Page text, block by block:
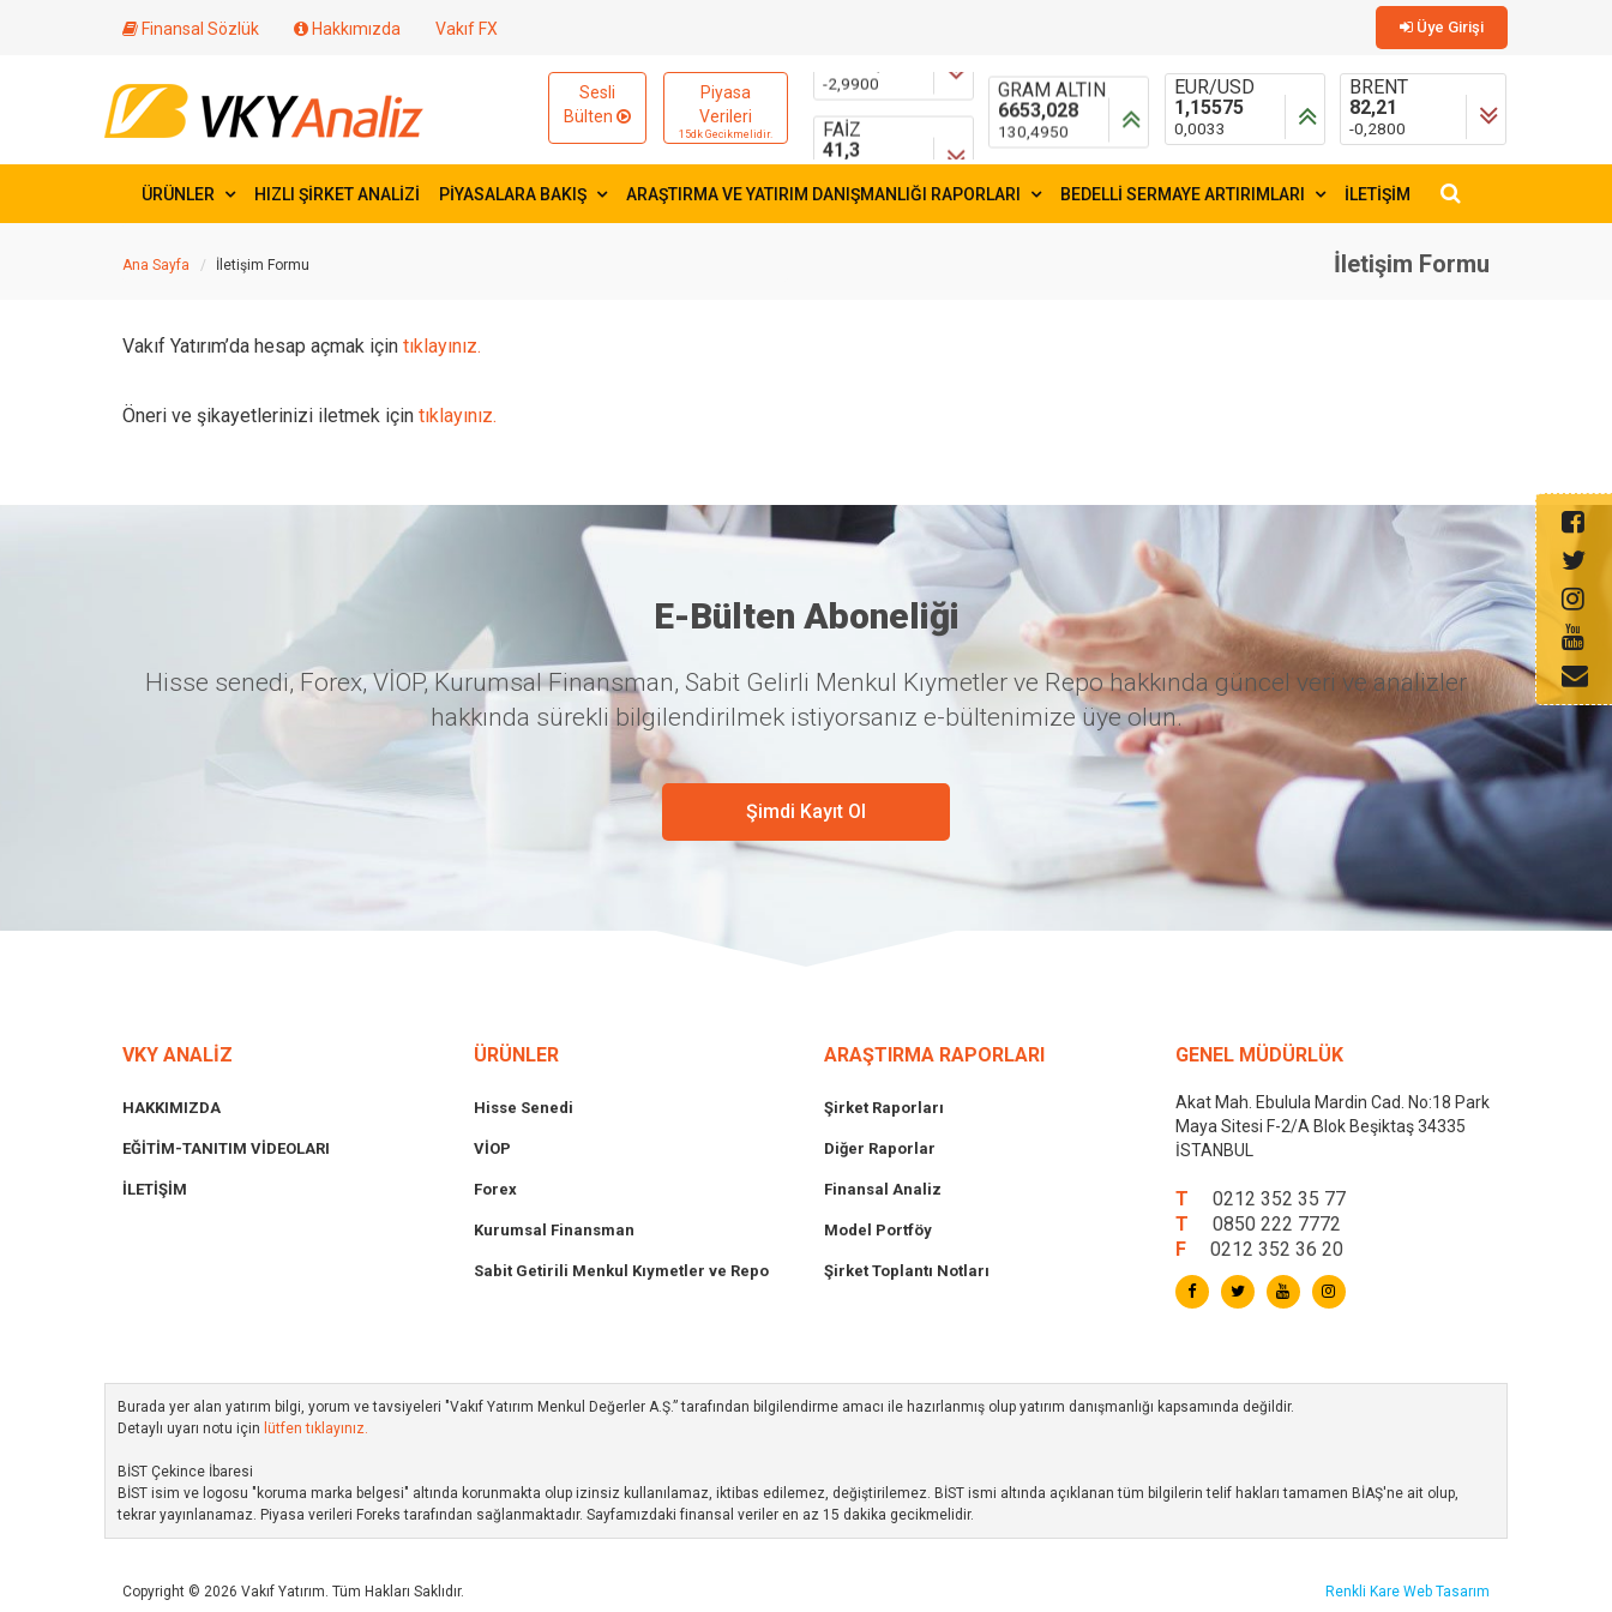
Finansal Sözlük Hakkımızda Vakıf FX Üye Girişi
Sesli
Bülten
Piyasa
Verileri
15dk Gecikmelidir.
FAİZ
-0,2300
GRAM ALTIN
6653,028
130,4950
EUR/USD
1,15575
0,0033
BRENT
82,21
-0,2800
ÜRÜNLER HIZLI ŞİRKET ANALİZİ PİYASALARA BAKIŞ ARAŞTIRMA VE YATIRIM DANIŞMANLIĞI RAPORLARI BEDELLİ SERMAYE ARTIRIMLARI İLETİŞİM
×
Ana Sayfa İletişim Formu İletişim Formu
Vakıf Yatırım’da hesap açmak için tıklayınız.
Öneri ve şikayetlerinizi iletmek için tıklayınız.
E-Bülten Aboneliği
Hisse senedi, Forex, VİOP, Kurumsal Finansman, Sabit Gelirli Menkul Kıymetler ve Repo hakkında güncel veri ve analizler
hakkında sürekli bilgilendirilmek istiyorsanız e-bültenimize üye olun.
Şimdi Kayıt Ol
VKY ANALİZ
HAKKIMIZDA
EĞİTİM-TANITIM VİDEOLARI
İLETİŞİM
ÜRÜNLER
Hisse Senedi
VİOP
Forex
Kurumsal Finansman
Sabit Getirili Menkul Kıymetler ve Repo
ARAŞTIRMA RAPORLARI
Şirket Raporları
Diğer Raporlar
Finansal Analiz
Model Portföy
Şirket Toplantı Notları
GENEL MÜDÜRLÜK
Akat Mah. Ebulula Mardin Cad. No:18 Park
Maya Sitesi F-2/A Blok Beşiktaş 34335
İSTANBUL
T
0212 352 35 77
T
0850 222 7772
F
0212 352 36 20
Burada yer alan yatırım bilgi, yorum ve tavsiyeleri "Vakıf Yatırım Menkul Değerler A.Ş.” tarafından bilgilendirme amacı ile hazırlanmış olup yatırım danışmanlığı kapsamında değildir.
Detaylı uyarı notu için lütfen tıklayınız.
BİST Çekince İbaresi
BİST isim ve logosu "koruma marka belgesi" altında korunmakta olup izinsiz kullanılamaz, iktibas edilemez, değiştirilemez. BİST ismi altında açıklanan tüm bilgilerin telif hakları tamamen BİAŞ'ne ait olup,
tekrar yayınlanamaz. Piyasa verileri Foreks tarafından sağlanmaktadır. Sayfamızdaki finansal veriler en az 15 dakika gecikmelidir.
Copyright © 2026 Vakıf Yatırım. Tüm Hakları Saklıdır. Renkli Kare Web Tasarım